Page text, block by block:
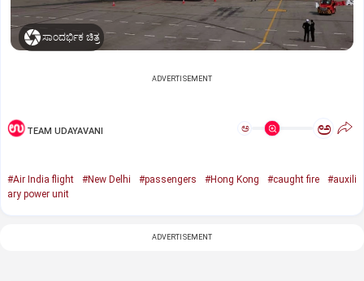
ಸಾಂದರ್ಭಿಕ ಚಿತ್ರ
ADVERTISEMENT
TEAM UDAYAVANI ಅ ಅ
#Air India flight #New Delhi #passengers #Hong Kong #caught fire
#auxili
ary power unit
ADVERTISEMENT